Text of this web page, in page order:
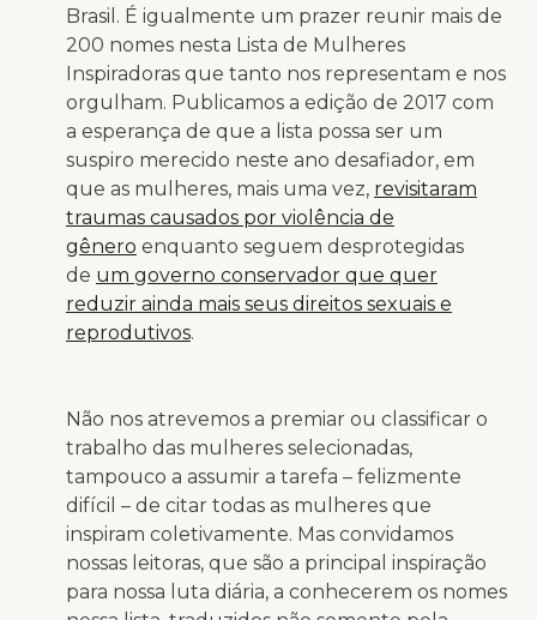
Brasil. É igualmente um prazer reunir mais de
200 nomes nesta Lista de Mulheres
Inspiradoras que tanto nos representam e nos
orgulham. Publicamos a edição de 2017 com
a esperança de que a lista possa ser um
suspiro merecido neste ano desafiador, em
que as mulheres, mais uma vez, revisitaram
traumas causados por violência de
gênero enquanto seguem desprotegidas
de um governo conservador que quer
reduzir ainda mais seus direitos sexuais e
reprodutivos.
Não nos atrevemos a premiar ou classificar o
trabalho das mulheres selecionadas,
tampouco a assumir a tarefa – felizmente
difícil – de citar todas as mulheres que
inspiram coletivamente. Mas convidamos
nossas leitoras, que são a principal inspiração
para nossa luta diária, a conhecerem os nomes